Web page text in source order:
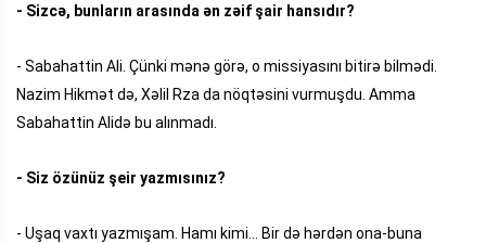
- Sizcə, bunların arasında ən zəif şair hansıdır?
- Sabahattin Ali. Çünki mənə görə, o missiyasını bitirə bilmədi.
Nazim Hikmət də, Xəlil Rza da nöqtəsini vurmuşdu. Amma
Sabahattin Alidə bu alınmadı.
- Siz özünüz şeir yazmısınız?
- Uşaq vaxtı yazmışam. Hamı kimi... Bir də hərdən ona-buna